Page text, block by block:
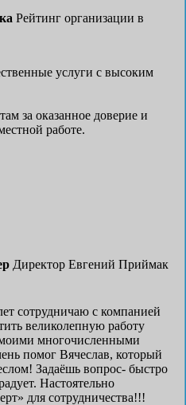
Рейтинг организации в
услуги с высоким
за оказанное доверие и
работе.
Директор ​Евгений Приймак
сотрудничаю с компанией
великолепную работу
многочисленными
помог Вячеслав, который
Задаёшь вопрос- быстро
Настоятельно
для сотрудничества!!!